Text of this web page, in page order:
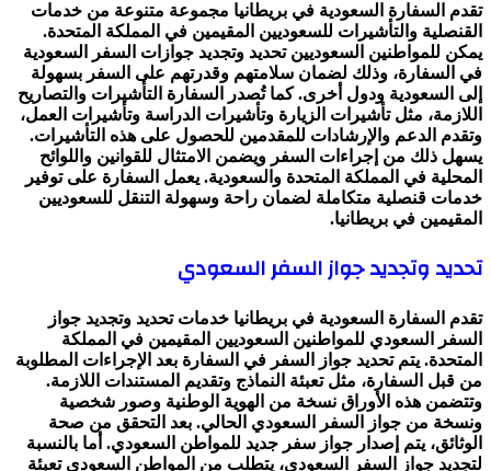
تقدم السفارة السعودية في بريطانيا مجموعة متنوعة من خدمات
القنصلية والتأشيرات للسعوديين المقيمين في المملكة المتحدة.
يمكن للمواطنين السعوديين تحديد وتجديد جوازات السفر السعودية
في السفارة، وذلك لضمان سلامتهم وقدرتهم على السفر بسهولة
إلى السعودية ودول أخرى. كما تُصدر السفارة التأشيرات والتصاريح
اللازمة، مثل تأشيرات الزيارة وتأشيرات الدراسة وتأشيرات العمل،
وتقدم الدعم والإرشادات للمقدمين للحصول على هذه التأشيرات.
يسهل ذلك من إجراءات السفر ويضمن الامتثال للقوانين واللوائح
المحلية في المملكة المتحدة والسعودية. يعمل السفارة على توفير
خدمات قنصلية متكاملة لضمان راحة وسهولة التنقل للسعوديين
المقيمين في بريطانيا.
تحديد وتجديد جواز السفر السعودي
تقدم السفارة السعودية في بريطانيا خدمات تحديد وتجديد جواز
السفر السعودي للمواطنين السعوديين المقيمين في المملكة
المتحدة. يتم تحديد جواز السفر في السفارة بعد الإجراءات المطلوبة
من قبل السفارة، مثل تعبئة النماذج وتقديم المستندات اللازمة.
وتتضمن هذه الأوراق نسخة من الهوية الوطنية وصور شخصية
ونسخة من جواز السفر السعودي الحالي. بعد التحقق من صحة
الوثائق، يتم إصدار جواز سفر جديد للمواطن السعودي. أما بالنسبة
لتجديد جواز السفر السعودي، يتطلب من المواطن السعودي تعبئة